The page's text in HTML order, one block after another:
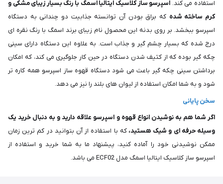
استفاده می کند. اسپرسو ساز کلاسیک ایتالیا اسمگ با رنگ بسیار زیبای مشکی و
کرم ساخته شده که براق بودن آن توانسته جذابیت دو چندانی به دستگاه
اسپرسو ببخشد. بر روی بدنه این محصول نام زیبای برند اسمگ با رنگ نقره ای
درج شده که بسیار چشم گیر و جذاب است. به علاوه این دستگاه دارای سینی
چکه گیر بوده که از کثیف شدن دستگاه در حین کار جلوگیری می کند، که امکان
برداشتن سینی چکه گیر باعث می شود دستگاه قهوه ساز اسپرسو همه کاره تر
شود و به شما امکان استفاده از لیوان های بلند را نیز می دهد.
سخن پایانی
اگر شما هم به نوشیدن انواع قهوه و اسپرسو علاقه دارید و به دنبال خرید یک
وسیله حرفه ای و شیک هستید،که با استفاده از آن بتوانید در کم ترین زمان
ممکن نوشیدنی خود را آماده کنید، پیشنهاد ما به شما خرید و استفاده از
اسپرسو ساز کلاسیک ایتالیا اسمگ مدل ECF02 می باشد.